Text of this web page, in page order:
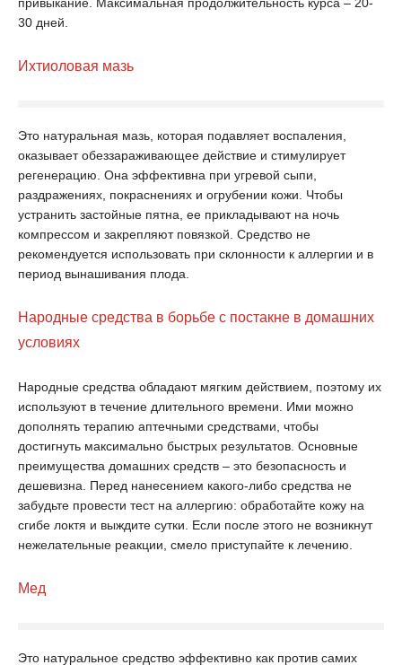
30 дней.
Ихтиоловая мазь
Это натуральная мазь, которая подавляет воспаления,
оказывает обеззараживающее действие и стимулирует
регенерацию. Она эффективна при угревой сыпи,
раздражениях, покраснениях и огрубении кожи. Чтобы
устранить застойные пятна, ее прикладывают на ночь
компрессом и закрепляют повязкой. Средство не
рекомендуется использовать при склонности к аллергии и в
период вынашивания плода.
Народные средства в борьбе с постакне в домашних
условиях
Народные средства обладают мягким действием, поэтому их
используют в течение длительного времени. Ими можно
дополнять терапию аптечными средствами, чтобы
достигнуть максимально быстрых результатов. Основные
преимущества домашних средств – это безопасность и
дешевизна. Перед нанесением какого-либо средства не
забудьте провести тест на аллергию: обработайте кожу на
сгибе локтя и выждите сутки. Если после этого не возникнут
нежелательные реакции, смело приступайте к лечению.
Мед
Это натуральное средство эффективно как против самих